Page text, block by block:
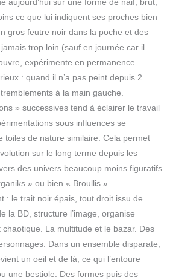
aujourd’hui sur une forme de naif, brut,
ce que lui indiquent ses proches bien
gros feutre noir dans la poche et des
jamais trop loin (sauf en journée car il
expérimente en permanence.
: quand il n’a pas peint depuis 2
à la main gauche.
» successives tend à éclairer le travail
sous influences se
toiles de nature similaire. Cela permet
sur le long terme depuis les
des univers beaucoup moins figuratifs
» ou bien « Broullis ».
: le trait noir épais, tout droit issu de
la BD, structure l’image, organise
chaotique. La multitude et le bazar. Des
Dans un ensemble disparate,
un oeil et de là, ce qui l’entoure
une bestiole. Des formes puis des